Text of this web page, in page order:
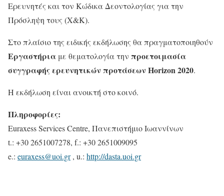
Ερευνητές και τον Κώδικα Δεοντολογίας για την
Πρόσληψη τους (Χ&Κ).
Στο πλαίσιο της ειδικής εκδήλωσης θα πραγματοποιηθούν
Εργαστήρια με θεματολογία την προετοιμασία
συγγραφής ερευνητικών προτάσεων Horizon 2020.
Η εκδήλωση είναι ανοικτή στο κοινό.
Πληροφορίες:
Euraxess Services Centre, Πανεπιστήμιο Ιωαννίνων
t.: +30 2651007278, f.: +30 2651009095
e.: euraxess@uoi.gr, u.: http://dasta.uoi.gr